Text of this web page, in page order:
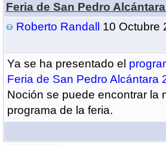
Feria de San Pedro
Roberto Randall
10 Octubre
Ya se ha presentado el
Feria de San Pedro Alcántara
Noción se puede encontrar la
programa de la feria.